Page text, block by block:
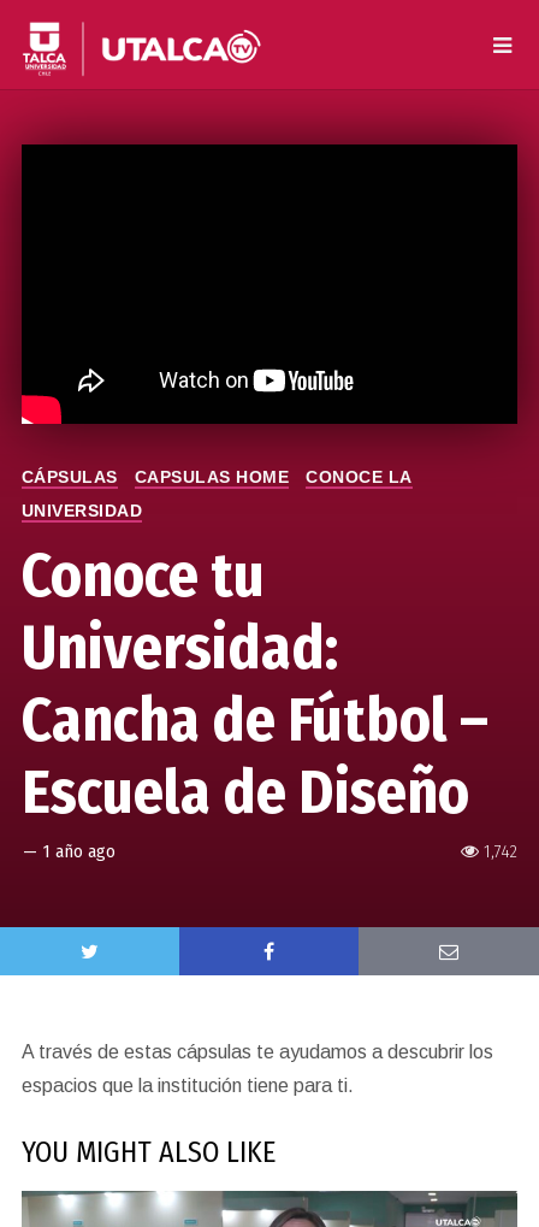
1,742
CÁPSULAS CAPSULAS HOME
CONOCE LA
UNIVERSIDAD
Conoce tu
Universidad:
Cancha de Fútbol –
Escuela de Diseño
— 1 año ago
A través de estas cápsulas te ayudamos a descubrir los
espacios que la institución tiene para ti.
YOU MIGHT ALSO LIKE